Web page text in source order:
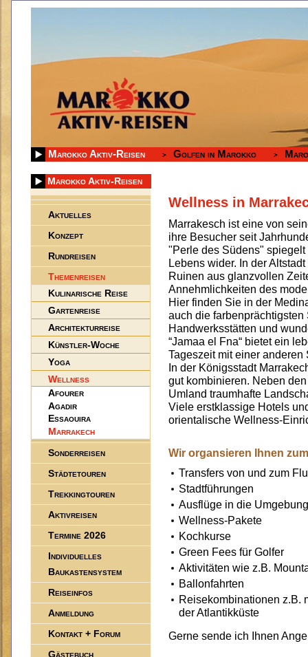
Marokko Aktiv-Reisen Golfen in Marokko
Wellness in
Marrakesch ist eine von
ihre Besucher seit
"Perle des Südens"
Lebens wider. In der
Ruinen aus glanzvollen
Annehmlichkeiten des
Hier finden Sie in der
auch die
Handwerksstätten und
“Jamaa el Fna“ bietet ein
Tageszeit mit einer anderen
In der Königsstadt
gut kombinieren. Neben
Umland traumhafte
Viele erstklassige Hotels
orientalische Wellness-
Wir organsieren Ihnen
Transfers von und zum
Stadtführungen
Ausflüge in die Umgebung
Wellness-Pakete
Kochkurse
Green Fees für Golfer
Aktivitäten wie z.B.
Ballonfahrten
Reisekombinationen z.B.
der Atlantikküste
Gerne sende ich Ihnen
Marokko Aktiv-Reisen
Aktuelles
Konzept
Rundreisen
Themenreisen
Kulinarische Reise
Gartenreise
Architekturreise
Künstler-Woche
Yoga
Wellness
Afourer
Agadir
Essaouira
Marrakech
Sonderreisen
Städtetouren
Trekkingtouren
Aktivreisen
Termine 2026
Individuelles
Baukastensystem
Reiseinfos
Anmeldung
Kontakt + Forum
Gästebuch